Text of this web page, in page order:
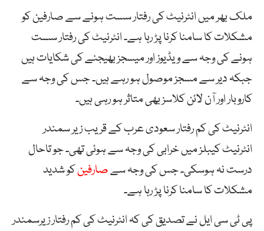
ملک بھر میں انٹرنیٹ کی رفتار سست ہونے سے صارفین کو
مشکلات کا سامنا کرنا پڑ رہا ہے۔ انٹرنیٹ کی رفتار سست
ہونے کی وجہ سے ویڈیوز اور میسجز بھیجنے کی شکایات ہیں
جبکہ دیر سے مسجز موصول ہو رہے ہیں۔ جس کی وجہ سے
کاروبار اور آن لائن کلاسز بھی متاثر ہو رہی ہیں۔
انٹرنیٹ کی کم رفتار سعودی عرب کے قریب زیر سمندر
انٹرنیٹ کیبلز میں خرابی کی وجہ سے ہوئی تھی۔ جو تاحال
درست نہ ہوسکی۔ جس کی وجہ سےصارفینکو شدید
مشکلات کا سامنا کرنا پڑ رہا ہے۔
پی ٹی سی ایل نے تصدیق کی کہ انٹرنیٹ کی کم رفتار زیرسمندر